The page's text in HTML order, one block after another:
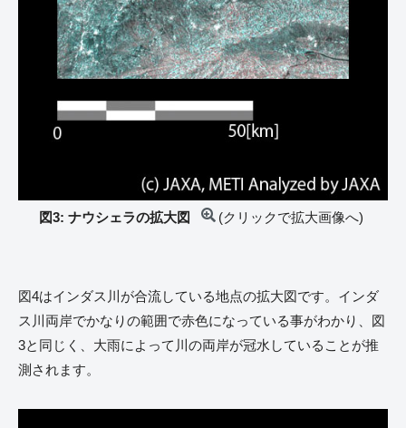
図3: ナウシェラの拡大図 (クリックで拡大画像へ)
図4はインダス川が合流している地点の拡大図です。インダ
ス川両岸でかなりの範囲で赤色になっている事がわかり、図
3と同じく、大雨によって川の両岸が冠水していることが推
測されます。